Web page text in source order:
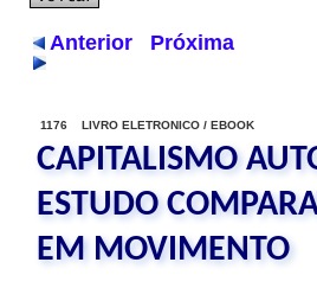
Anterior Próxima
1176 LIVRO ELETRONICO / EBOOK
CAPITALISMO
ESTUDO
EM MOVIMENTO